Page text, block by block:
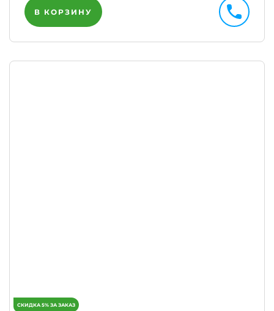
В КОРЗИНУ